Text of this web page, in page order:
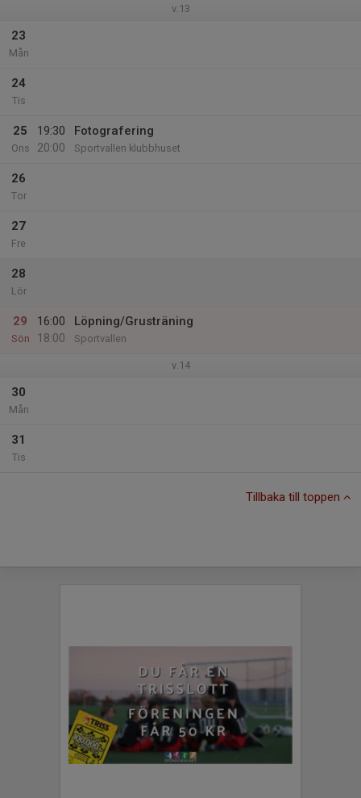
v.13
23
Mån
24
Tis
25
Ons
19:30
20:00
Fotografering
Sportvallen klubbhuset
26
Tor
27
Fre
28
Lör
29
Sön
16:00
18:00
Löpning/Grusträning
Sportvallen
v.14
30
Mån
31
Tis
Tillbaka till toppen